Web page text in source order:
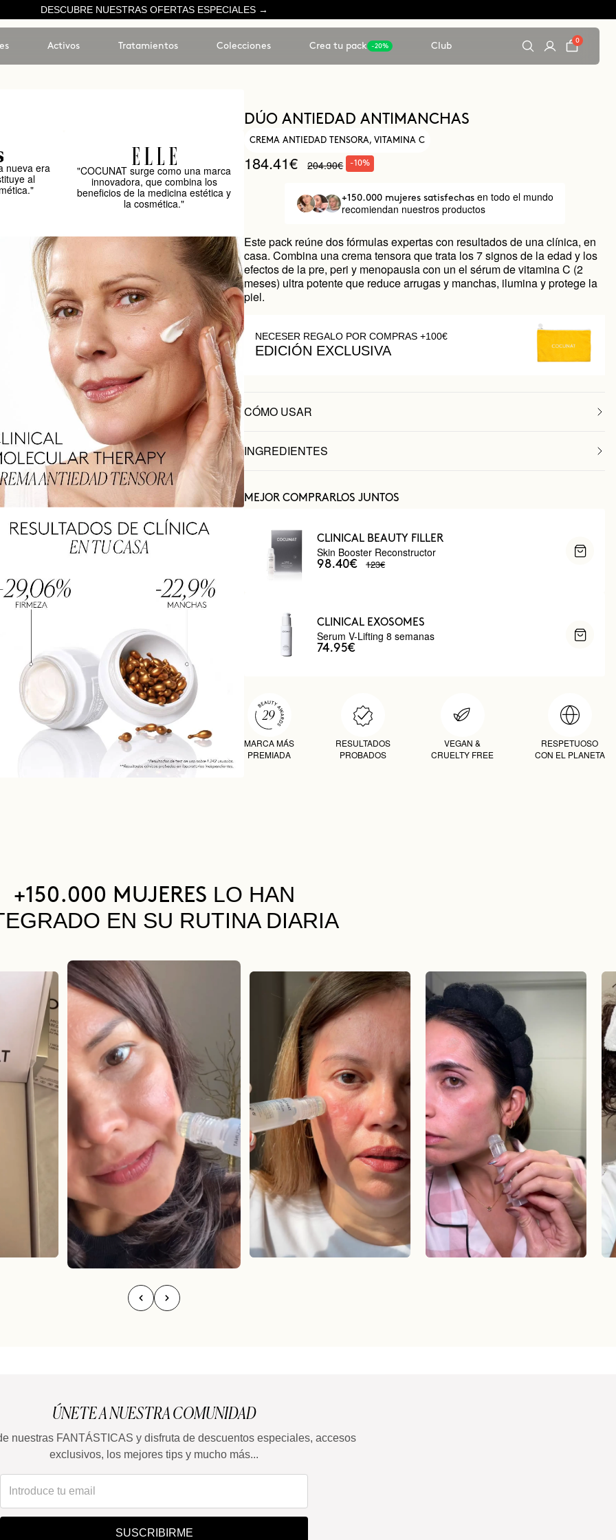
DESCUBRE NUESTRAS OFERTAS ESPECIALES →
Activos Tratamientos Colecciones Crea tu pack -20% Club
0
nueva era
al
"COCUNAT surge como una marca
innovadora, que combina los
beneficios de la medicina estética y
la cosmética."
DÚO ANTIEDAD ANTIMANCHAS
CREMA ANTIEDAD TENSORA, VITAMINA C
184.41€ 204.90€ -10%
+150.000 mujeres satisfechas en todo el mundo
recomiendan nuestros productos
Este pack reúne dos fórmulas expertas con resultados de una clínica, en
casa. Combina una crema tensora que trata los 7 signos de la edad y los
efectos de la pre, peri y menopausia con un el sérum de vitamina C (2
meses) ultra potente que reduce arrugas y manchas, ilumina y protege la
piel.
NECESER REGALO POR COMPRAS +100€
EDICIÓN EXCLUSIVA
CÓMO USAR
INGREDIENTES
MEJOR COMPRARLOS JUNTOS
CLINICAL BEAUTY FILLER
Skin Booster Reconstructor
98.40€ 123€
CLINICAL EXOSOMES
Serum V-Lifting 8 semanas
74.95€
MARCA MÁS
PREMIADA
RESULTADOS
PROBADOS
VEGAN &
CRUELTY FREE
RESPETUOSO
CON EL PLANETA
+150.000 MUJERES LO HAN
EN SU RUTINA DIARIA
ÚNETE A NUESTRA COMUNIDAD
nuestras FANTÁSTICAS y disfruta de descuentos especiales, accesos
exclusivos, los mejores tips y mucho más...
SUSCRIBIRME